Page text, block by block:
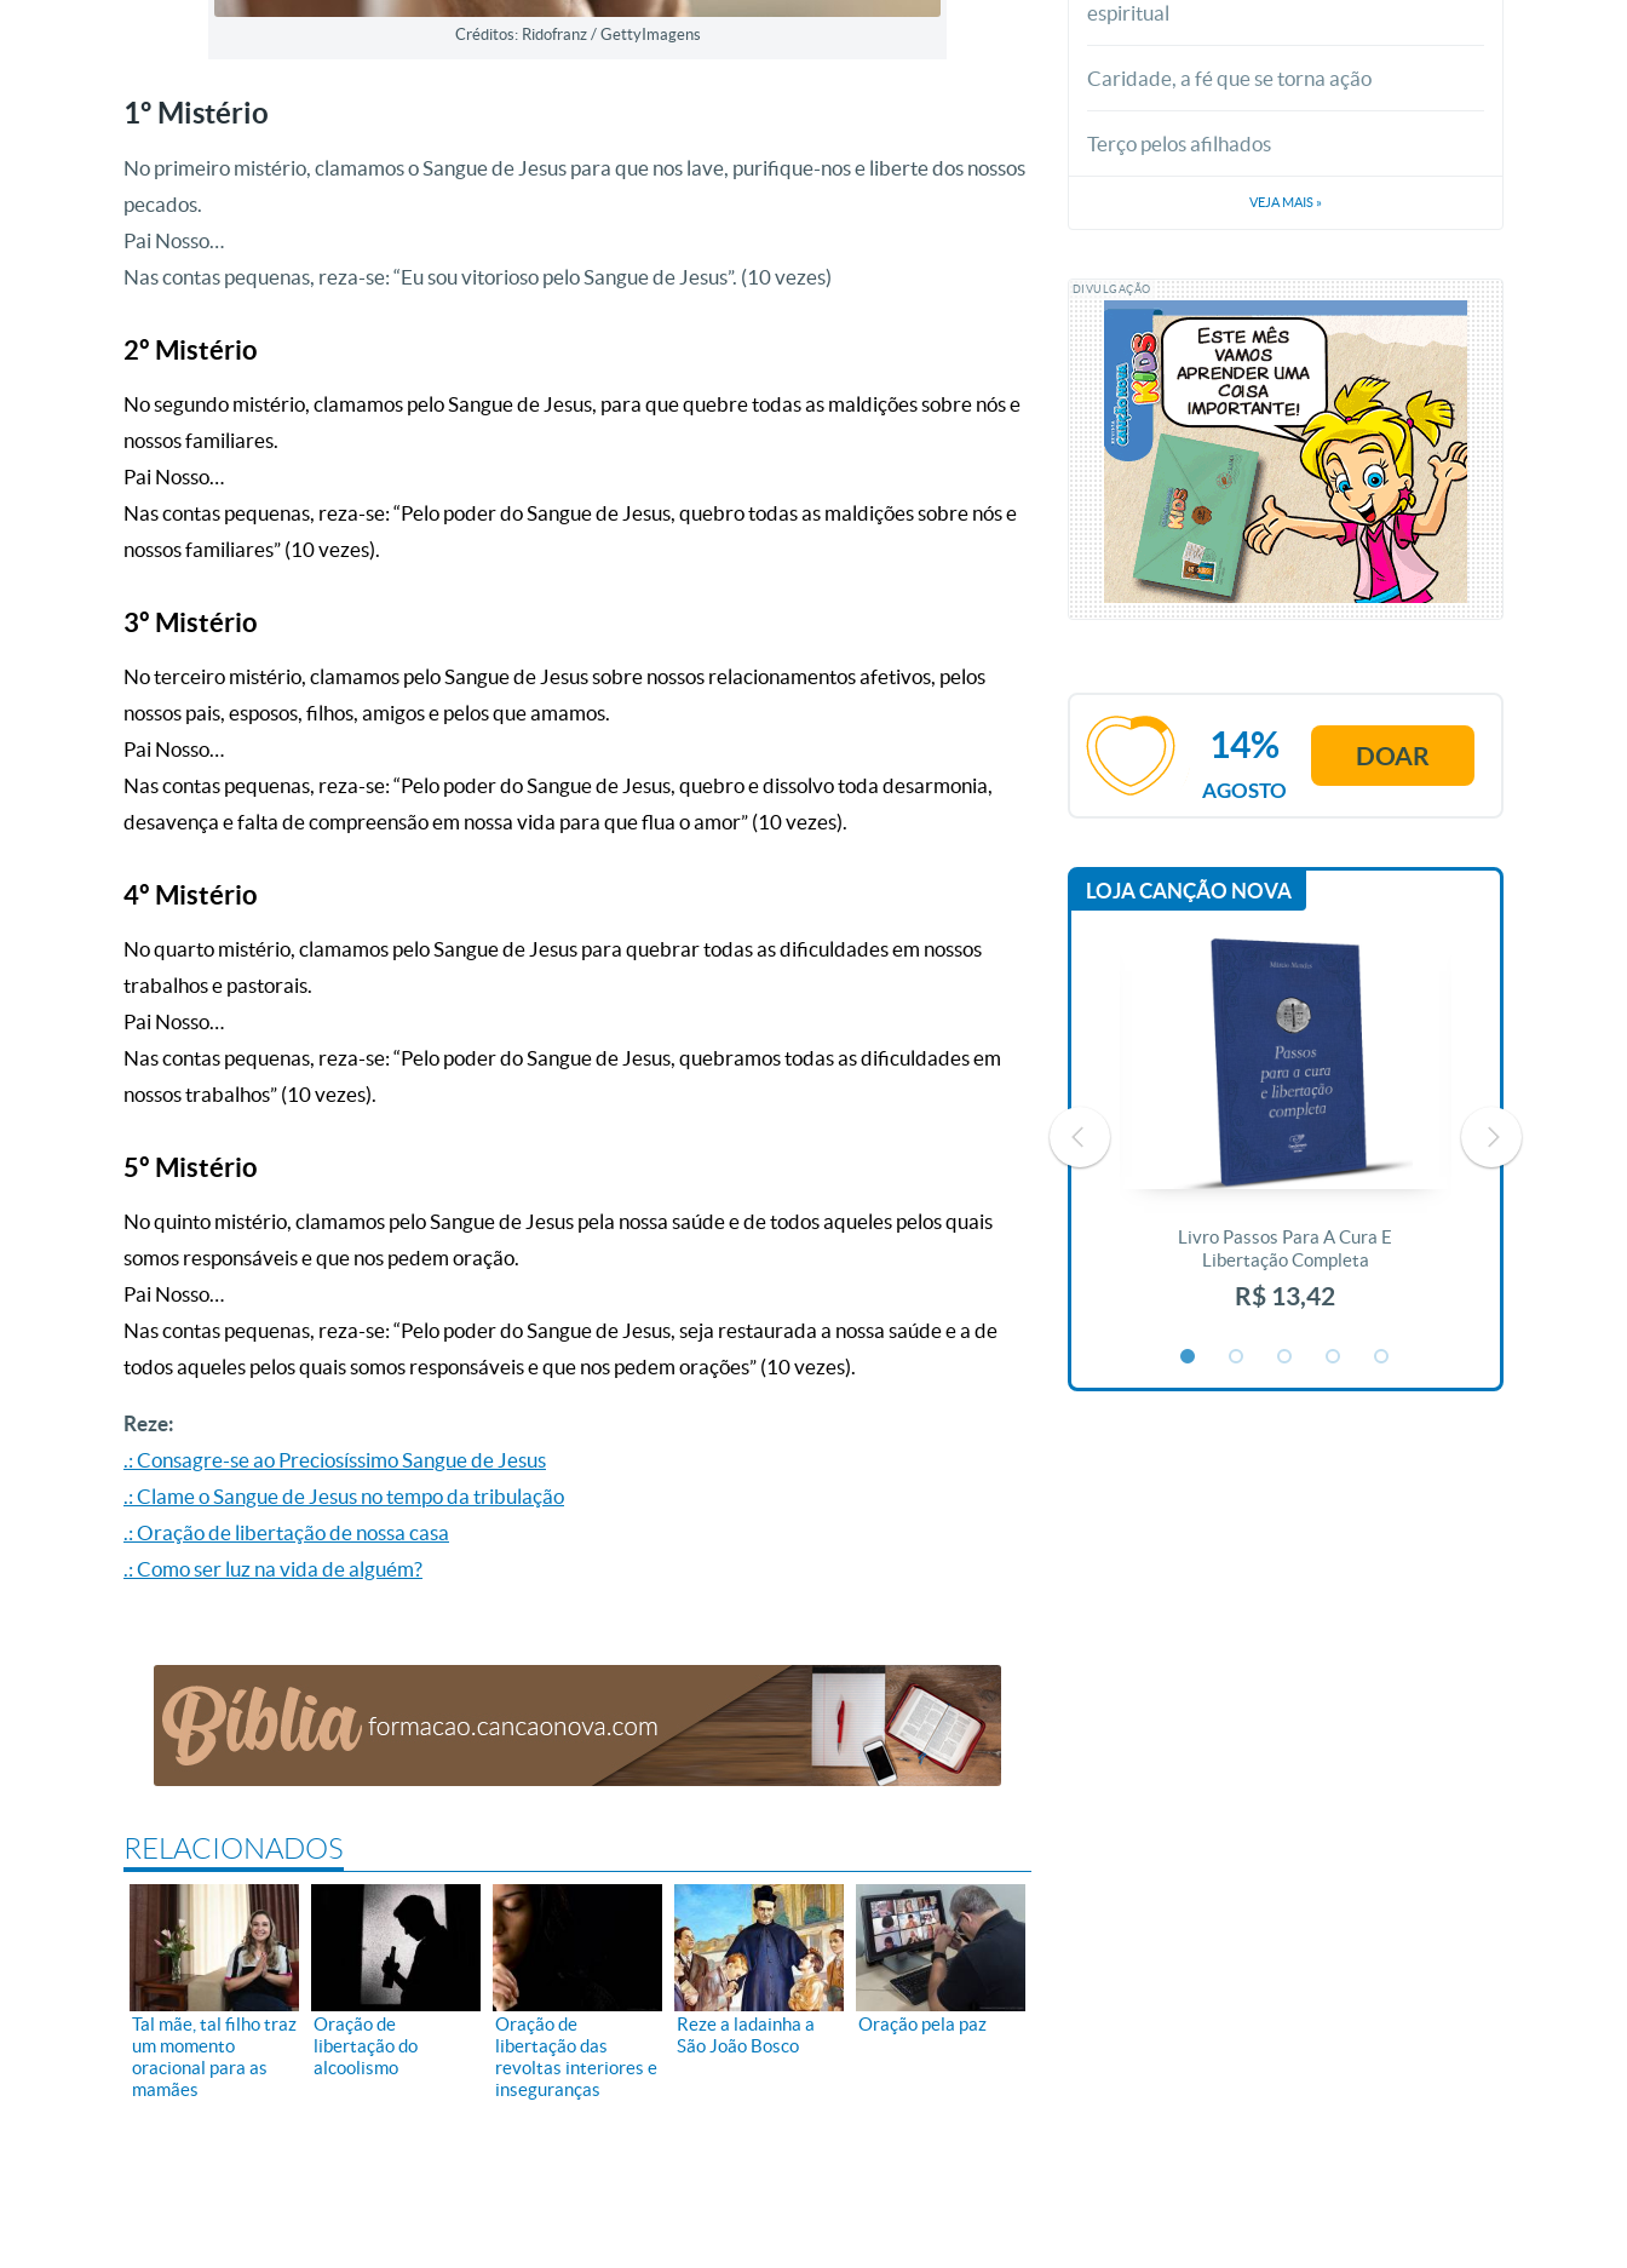
Créditos: Ridofranz / GettyImagens
1º Mistério
No primeiro mistério, clamamos o Sangue de Jesus para que nos lave, purifique-nos e liberte dos nossos
pecados.
Pai Nosso…
Nas contas pequenas, reza-se: “Eu sou vitorioso pelo Sangue de Jesus”. (10 vezes)
2º Mistério
No segundo mistério, clamamos pelo Sangue de Jesus, para que quebre todas as maldições sobre nós e
nossos familiares.
Pai Nosso…
Nas contas pequenas, reza-se: “Pelo poder do Sangue de Jesus, quebro todas as maldições sobre nós e
nossos familiares” (10 vezes).
3º Mistério
No terceiro mistério, clamamos pelo Sangue de Jesus sobre nossos relacionamentos afetivos, pelos
nossos pais, esposos, filhos, amigos e pelos que amamos.
Pai Nosso…
Nas contas pequenas, reza-se: “Pelo poder do Sangue de Jesus, quebro e dissolvo toda desarmonia,
desavença e falta de compreensão em nossa vida para que flua o amor” (10 vezes).
4º Mistério
No quarto mistério, clamamos pelo Sangue de Jesus para quebrar todas as dificuldades em nossos
trabalhos e pastorais.
Pai Nosso…
Nas contas pequenas, reza-se: “Pelo poder do Sangue de Jesus, quebramos todas as dificuldades em
nossos trabalhos” (10 vezes).
5º Mistério
No quinto mistério, clamamos pelo Sangue de Jesus pela nossa saúde e de todos aqueles pelos quais
somos responsáveis e que nos pedem oração.
Pai Nosso…
Nas contas pequenas, reza-se: “Pelo poder do Sangue de Jesus, seja restaurada a nossa saúde e a de
todos aqueles pelos quais somos responsáveis e que nos pedem orações” (10 vezes).
Reze:
.: Consagre-se ao Preciosíssimo Sangue de Jesus
.: Clame o Sangue de Jesus no tempo da tribulação
.: Oração de libertação de nossa casa
.: Como ser luz na vida de alguém?
RELACIONADOS
Tal mãe, tal filho traz
um momento
oracional para as
mamães
Oração de
libertação do
alcoolismo
Oração de
libertação das
revoltas interiores e
inseguranças
Reze a ladainha a
São João Bosco
Oração pela paz
espiritual
Caridade, a fé que se torna ação
Terço pelos afilhados
VEJA MAIS »
DIVULGAÇÃO
AGOSTO
14% DOAR
LOJA CANÇÃO NOVA
Livro O Padre: A História De
Livro Passos Para A Cura E
Libertação Completa
R$ 13,42